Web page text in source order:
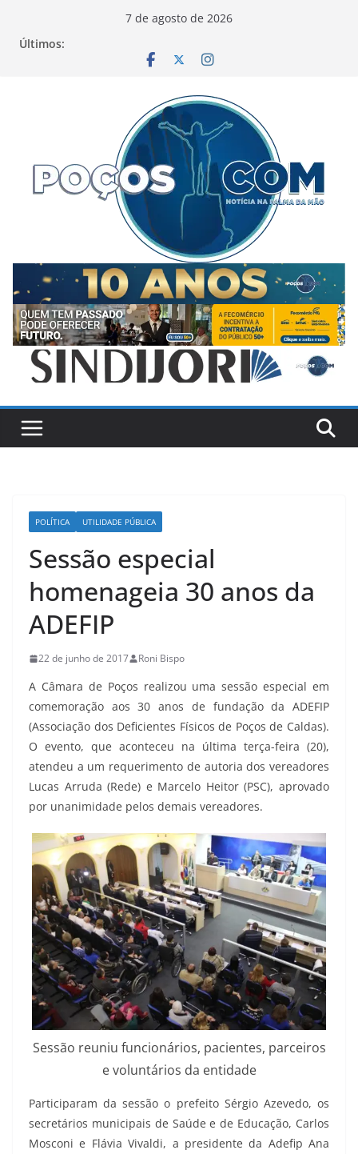
7 de agosto de 2026
Últimos:
POLÍTICA UTILIDADE PÚBLICA
Sessão especial
homenageia 30 anos da
ADEFIP
22 de junho de 2017 Roni Bispo
A Câmara de Poços realizou uma sessão especial em
comemoração aos 30 anos de fundação da ADEFIP
(Associação dos Deficientes Físicos de Poços de Caldas).
O evento, que aconteceu na última terça-feira (20),
atendeu a um requerimento de autoria dos vereadores
Lucas Arruda (Rede) e Marcelo Heitor (PSC), aprovado
por unanimidade pelos demais vereadores.
Sessão reuniu funcionários, pacientes, parceiros
e voluntários da entidade
Participaram da sessão o prefeito Sérgio Azevedo, os
secretários municipais de Saúde e de Educação, Carlos
Mosconi e Flávia Vivaldi, a presidente da Adefip Ana